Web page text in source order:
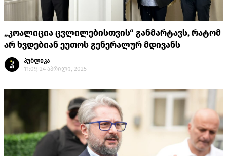
„კოალიცია ცვლილებისთვის“ განმარტავს, რატომ
არ ხვდებიან ეუთოს გენერალურ მდივანს
პუბლიკა
11:09, 24 აპრილი, 2025